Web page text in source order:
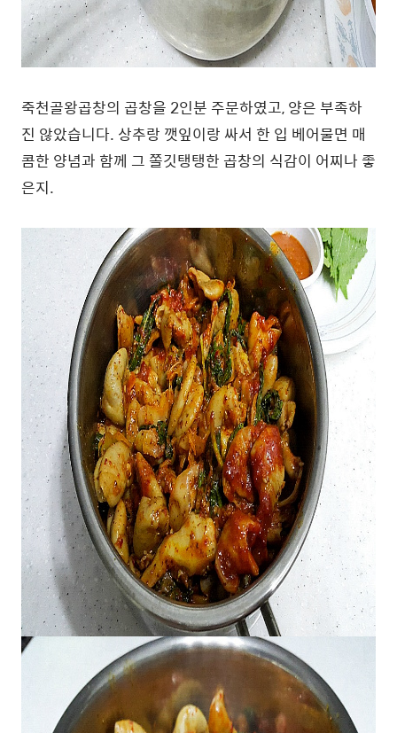
죽천골왕곱창의 곱창을 2인분 주문하였고, 양은 부족하
진 않았습니다. 상추랑 깻잎이랑 싸서 한 입 베어물면 매
콤한 양념과 함께 그 쫄깃탱탱한 곱창의 식감이 어찌나 좋
은지.